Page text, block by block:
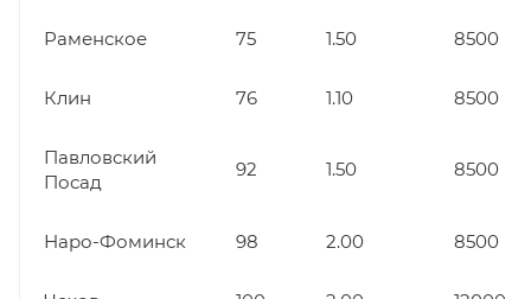
Раменское 75 1.50 8500
Клин 76 1.10 8500
Павловский
Посад
92 1.50 8500
Наро-Фоминск 98 2.00 8500